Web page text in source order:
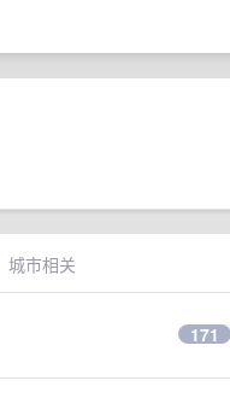
城市相关
171